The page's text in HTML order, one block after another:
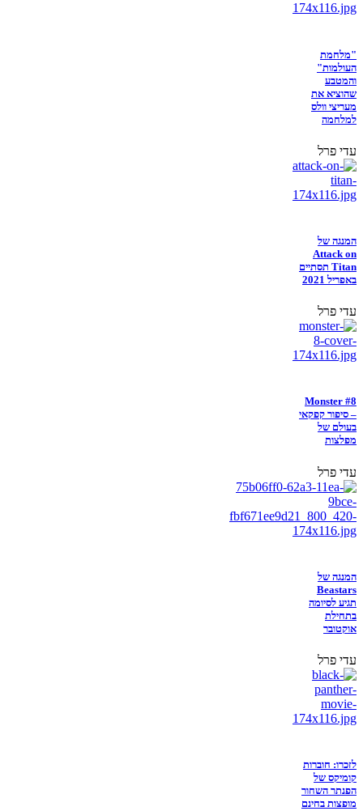
"מלחמת
העולמות"
והמטבע
שהוציא את
מעריצי וולס
למלחמה
עדי פרל
המנגה של
Attack on
Titan תסתיים
באפריל 2021
עדי פרל
Monster #8
– סיפור קפקאי
בעולם של
מפלצות
עדי פרל
המנגה של
Beastars
תגיע לסיומה
בתחילת
אוקטובר
עדי פרל
לזכרו: חוברות
קומיקס של
הפנתר השחור
מופצות בחינם